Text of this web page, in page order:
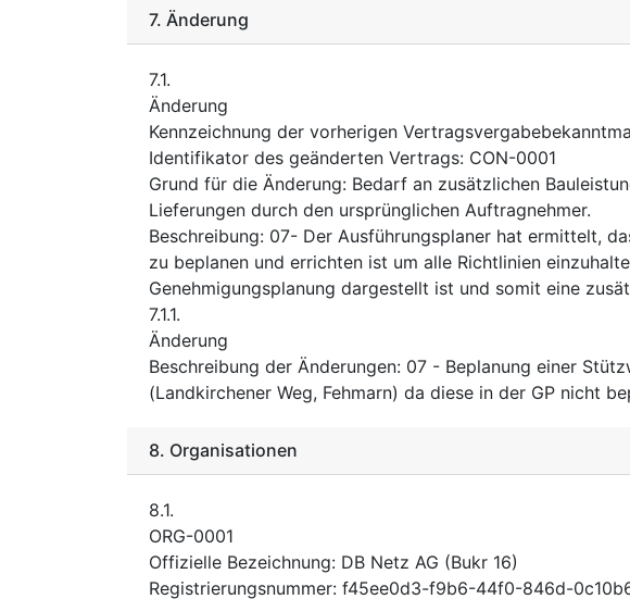
7. Änderung
7.1.
Änderung
Kennzeichnung der vorherigen
Identifikator des geänderten Vertrags: CON-0001
Grund für die Änderung: Bedarf an zusätzlichen
Lieferungen durch den ursprünglichen Auftragnehmer.
Beschreibung: 07- Der Ausführungsplaner hat ermittelt,
zu beplanen und errichten ist um alle Richtlinien
Genehmigungsplanung dargestellt ist und somit eine
7.1.1.
Änderung
Beschreibung der Änderungen: 07 - Beplanung einer
(Landkirchener Weg, Fehmarn) da diese in der GP nicht
8. Organisationen
8.1.
ORG-0001
Offizielle Bezeichnung: DB Netz AG (Bukr 16)
Registrierungsnummer: f45ee0d3-f9b6-44f0-846d-